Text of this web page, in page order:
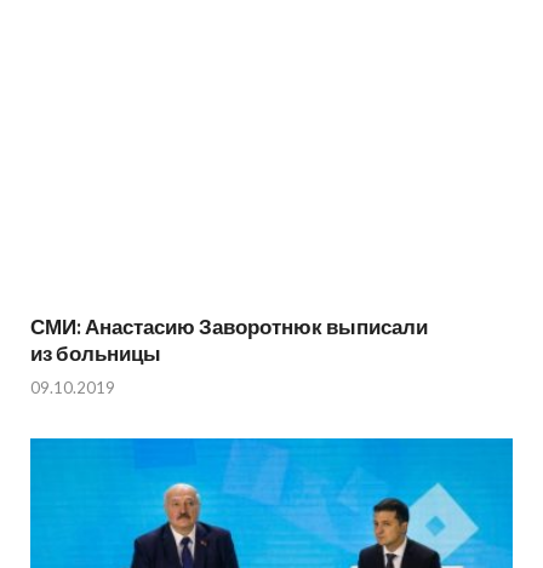
СМИ: Анастасию Заворотнюк выписали
из больницы
09.10.2019